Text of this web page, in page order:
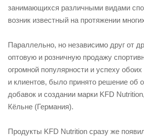
занимающихся различными видами
возник известный на протяжении
Параллельно, но независимо друг от
оптовую и розничную продажу
огромной популярности и успеху
и клиентов, было принято решение
добавок и создании марки KFD
Кёльне (Германия).
Продукты KFD Nutrition сразу же